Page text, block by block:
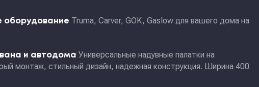
оборудование Truma, Carver, GOK, Gaslow для вашего дома на
и автодома Универсальные надувные палатки на
монтаж, стильный дизайн, надежная конструкция. Ширина 400